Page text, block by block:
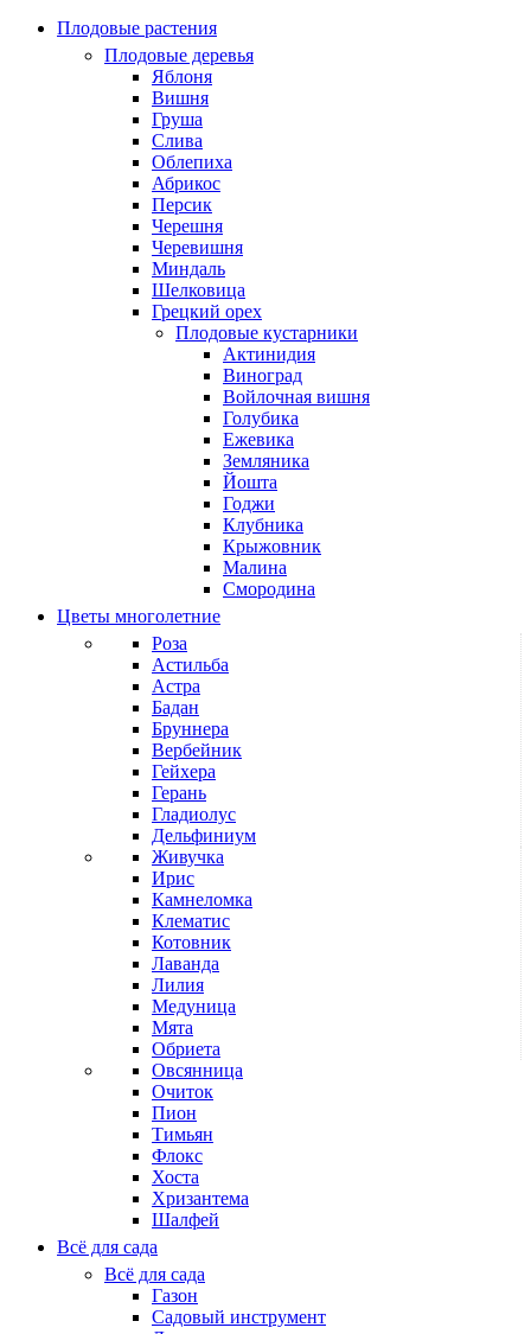
Плодовые растения
Плодовые деревья
Яблоня
Вишня
Груша
Слива
Облепиха
Абрикос
Персик
Черешня
Черевишня
Миндаль
Шелковица
Грецкий орех
Плодовые кустарники
Актинидия
Виноград
Войлочная вишня
Голубика
Ежевика
Земляника
Йошта
Годжи
Клубника
Крыжовник
Малина
Смородина
Цветы многолетние
Роза
Астильба
Астра
Бадан
Бруннера
Вербейник
Гейхера
Герань
Гладиолус
Дельфиниум
Живучка
Ирис
Камнеломка
Клематис
Котовник
Лаванда
Лилия
Медуница
Мята
Обриета
Овсянница
Очиток
Пион
Тимьян
Флокс
Хоста
Хризантема
Шалфей
Всё для сада
Всё для сада
Газон
Садовый инструмент